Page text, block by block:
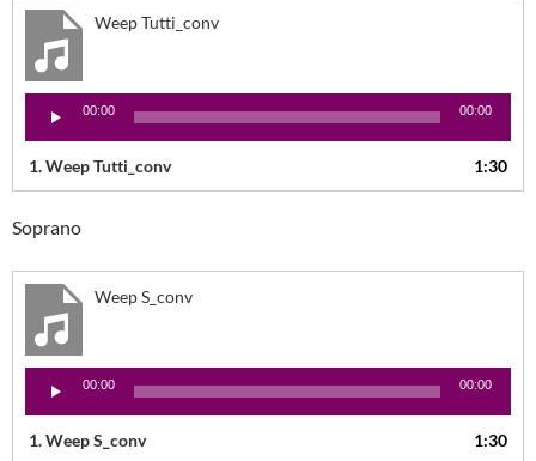
Weep Tutti_conv
audio
00:00 00:00
1.Weep Tutti_conv 1:30
Soprano
Weep S_conv
audio
00:00 00:00
1.Weep S_conv 1:30